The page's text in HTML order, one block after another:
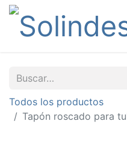
Todos los productos
Tapón roscado para